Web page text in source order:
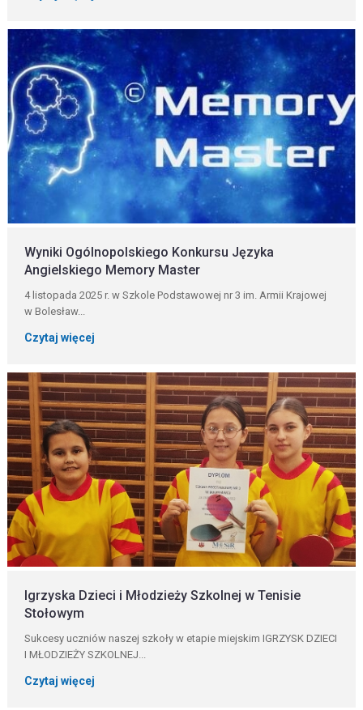
Wyniki Ogólnopolskiego Konkursu Języka
Angielskiego Memory Master
4 listopada 2025 r. w Szkole Podstawowej nr 3 im. Armii Krajowej
w Bolesław...
Czytaj więcej
Igrzyska Dzieci i Młodzieży Szkolnej w Tenisie
Stołowym
Sukcesy uczniów naszej szkoły w etapie miejskim IGRZYSK DZIECI
I MŁODZIEŻY SZKOLNEJ...
Czytaj więcej